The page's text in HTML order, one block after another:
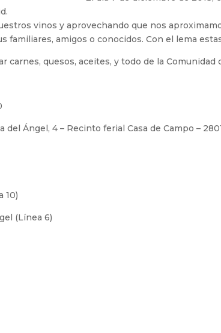
vinos y aprovechando que nos
familiares, amigos o conocidos. Con el lema
carnes, quesos, aceites, y todo de la Comunidad
del Ángel, 4 – Recinto ferial Casa de Campo –
10)
(Línea 6)